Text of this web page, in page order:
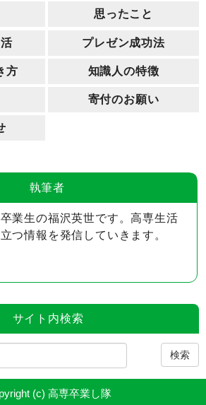
思ったこと
プレゼン成功法
方 知識人の特徴
寄付のお願い
執筆者
業生の福沢英世です。高専生活
つ情報を発信していきます。
サイト内検索
検索
(c) 高専卒業し隊